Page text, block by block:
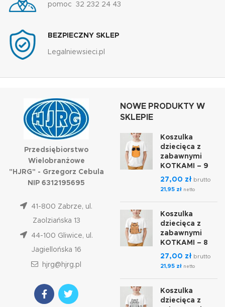
pomoc 32 232 24 43
BEZPIECZNY SKLEP
Legalniewsieci.pl
Przedsiębiorstwo
Wielobranżowe
"HJRG" - Grzegorz Cebula
NIP 6312195695
41-800 Zabrze, ul.
Zaolziańska 13
44-100 Gliwice, ul.
Jagiellońska 16
hjrg@hjrg.pl
NOWE PRODUKTY W
SKLEPIE
Koszulka
dziecięca z
zabawnymi
KOTKAMI – 9
27,00 zł brutto
21,95 zł netto
Koszulka
dziecięca z
zabawnymi
KOTKAMI – 8
27,00 zł brutto
21,95 zł netto
Koszulka
dziecięca z